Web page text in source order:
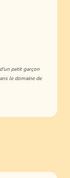
petit garçon
le domaine de